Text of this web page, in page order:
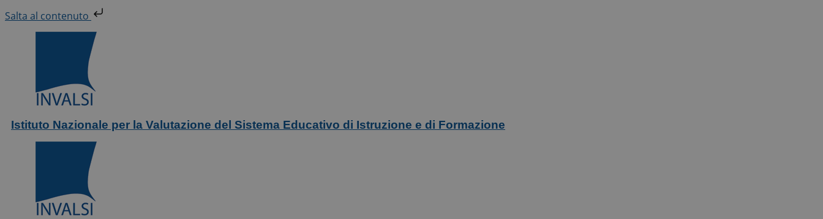
Salta al contenuto
al
Istituto Nazionale per la Valutazione del Sistema Educativo di Istruzione e di Formazione